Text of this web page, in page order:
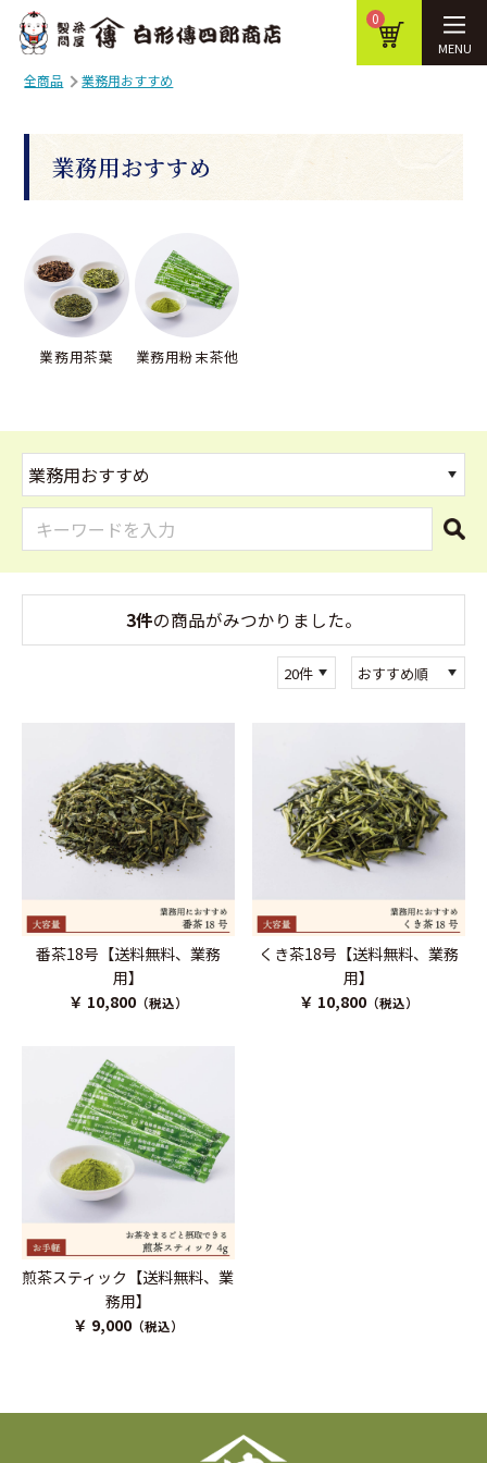
0
MENU
全商品 業務用おすすめ
業務用おすすめ
業務用茶葉 業務用粉末茶他
3件の商品がみつかりました。
番茶18号【送料無料、業務
用】
￥ 10,800（税込）
くき茶18号【送料無料、業務
用】
￥ 10,800 （税込）
煎茶スティック【送料無料、業
務用】
￥ 9,000（税込）